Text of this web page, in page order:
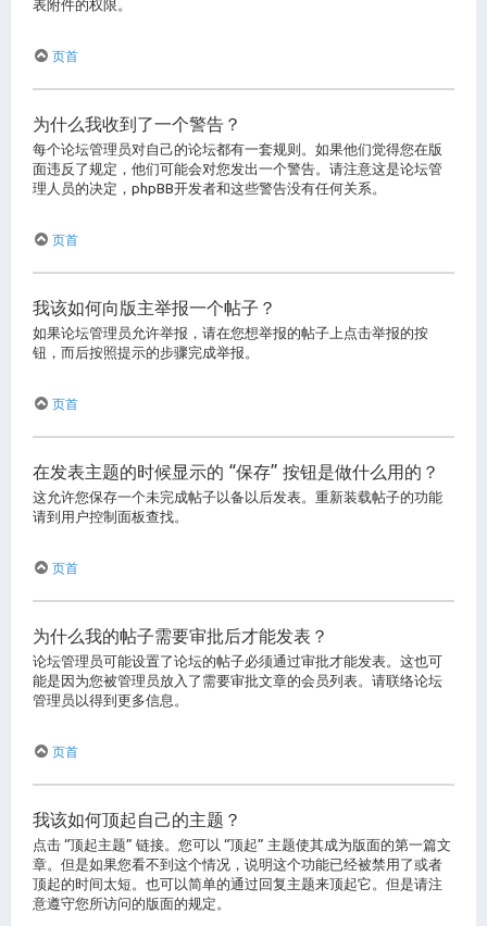
表附件的权限。
页首
为什么我收到了一个警告？
每个论坛管理员对自己的论坛都有一套规则。如果他们觉得您在版
面违反了规定，他们可能会对您发出一个警告。请注意这是论坛管
理人员的决定，phpBB开发者和这些警告没有任何关系。
页首
我该如何向版主举报一个帖子？
如果论坛管理员允许举报，请在您想举报的帖子上点击举报的按
钮，而后按照提示的步骤完成举报。
页首
在发表主题的时候显示的 “保存” 按钮是做什么用的？
这允许您保存一个未完成帖子以备以后发表。重新装载帖子的功能
请到用户控制面板查找。
页首
为什么我的帖子需要审批后才能发表？
论坛管理员可能设置了论坛的帖子必须通过审批才能发表。这也可
能是因为您被管理员放入了需要审批文章的会员列表。请联络论坛
管理员以得到更多信息。
页首
我该如何顶起自己的主题？
点击 “顶起主题” 链接。您可以 “顶起” 主题使其成为版面的第一篇文
章。但是如果您看不到这个情况，说明这个功能已经被禁用了或者
顶起的时间太短。也可以简单的通过回复主题来顶起它。但是请注
意遵守您所访问的版面的规定。